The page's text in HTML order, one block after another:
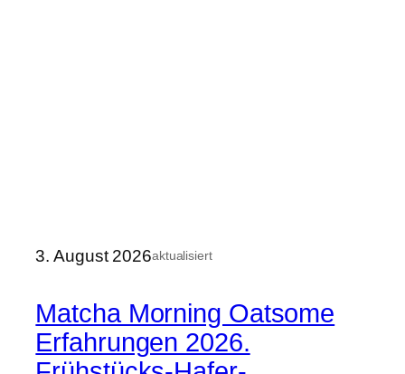
3. August 2026aktualisiert
Matcha Morning Oatsome
Erfahrungen 2026.